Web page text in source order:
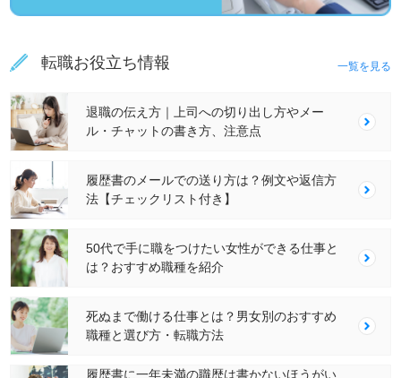
転職お役立ち情報 一覧を見る
退職の伝え方｜上司への切り出し方やメー
ル・チャットの書き方、注意点
履歴書のメールでの送り方は？例文や返信方
法【チェックリスト付き】
50代で手に職をつけたい女性ができる仕事と
は？おすすめ職種を紹介
死ぬまで働ける仕事とは？男女別のおすすめ
職種と選び方・転職方法
履歴書に一年未満の職歴は書かないほうがい